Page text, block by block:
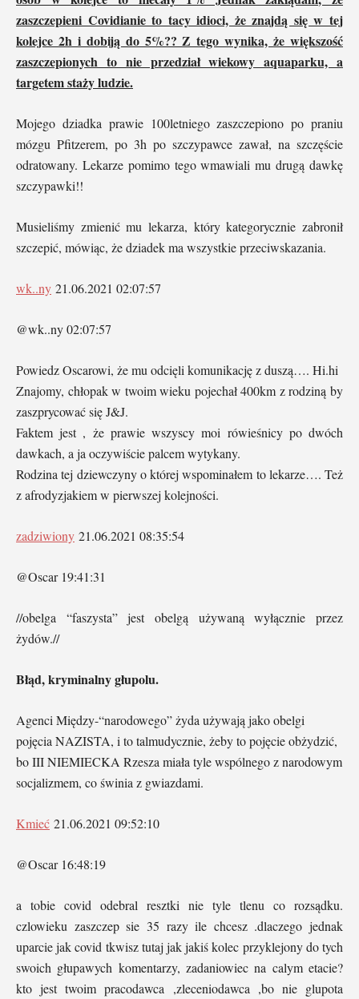
zaszczepieni Covidianie to tacy idioci, że znajdą się w tej
kolejce 2h i dobiją do 5%?? Z tego wynika, że większość
zaszczepionych to nie przedział wiekowy aquaparku, a
targetem staży ludzie.
Mojego dziadka prawie 100letniego zaszczepiono po praniu
mózgu Pfitzerem, po 3h po szczypawce zawał, na szczęście
odratowany. Lekarze pomimo tego wmawiali mu drugą dawkę
szczypawki!!
Musieliśmy zmienić mu lekarza, który kategorycznie zabronił
szczepić, mówiąc, że dziadek ma wszystkie przeciwskazania.
wk..ny 21.06.2021 02:07:57
@wk..ny 02:07:57
Powiedz Oscarowi, że mu odcięli komunikację z duszą…. Hi.hi
Znajomy, chłopak w twoim wieku pojechał 400km z rodziną by
zaszprycować się J&J.
Faktem jest , że prawie wszyscy moi rówieśnicy po dwóch
dawkach, a ja oczywiście palcem wytykany.
Rodzina tej dziewczyny o której wspominałem to lekarze…. Też
z afrodyzjakiem w pierwszej kolejności.
zadziwiony 21.06.2021 08:35:54
@Oscar 19:41:31
//obelga “faszysta” jest obelgą używaną wyłącznie przez
żydów.//
Błąd, kryminalny głupolu.
Agenci Między-“narodowego” żyda używają jako obelgi
pojęcia NAZISTA, i to talmudycznie, żeby to pojęcie obżydzić,
bo III NIEMIECKA Rzesza miała tyle wspólnego z narodowym
socjalizmem, co świnia z gwiazdami.
Kmieć 21.06.2021 09:52:10
@Oscar 16:48:19
a tobie covid odebral resztki nie tyle tlenu co rozsądku.
czlowieku zaszczep sie 35 razy ile chcesz .dlaczego jednak
uparcie jak covid tkwisz tutaj jak jakiś kolec przyklejony do tych
swoich głupawych komentarzy, zadaniowiec na calym etacie?
kto jest twoim pracodawca ,zleceniodawca ,bo nie glupota